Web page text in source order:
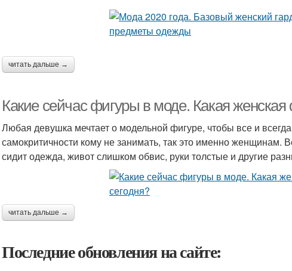
читать дальше →
Какие сейчас фигуры в моде. Какая женская
Любая девушка мечтает о модельной фигуре, чтобы все и
самокритичности кому не занимать, так это именно женщинам.
сидит одежда, живот слишком обвис, руки толстые и другие
читать дальше →
Последние обновления на сайте: